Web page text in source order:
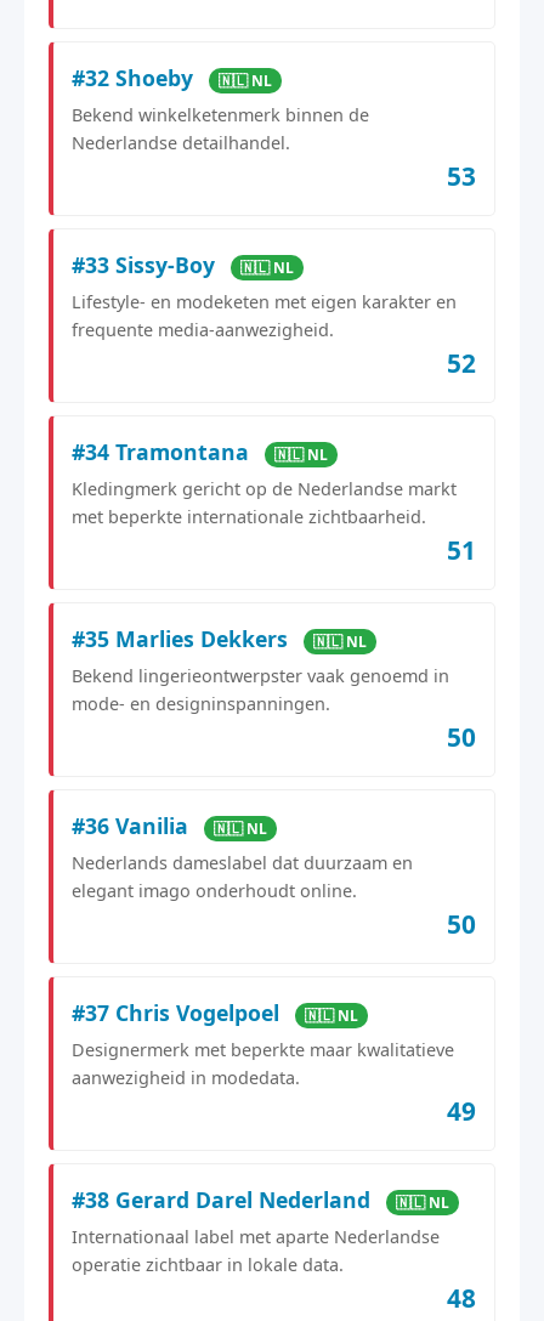
#32 Shoeby 🇳🇱 NL
Bekend winkelketenmerk binnen de
Nederlandse detailhandel.
53
#33 Sissy-Boy 🇳🇱 NL
Lifestyle- en modeketen met eigen karakter en
frequente media-aanwezigheid.
52
#34 Tramontana 🇳🇱 NL
Kledingmerk gericht op de Nederlandse markt
met beperkte internationale zichtbaarheid.
51
#35 Marlies Dekkers 🇳🇱 NL
Bekend lingerieontwerpster vaak genoemd in
mode- en designinspanningen.
50
#36 Vanilia 🇳🇱 NL
Nederlands dameslabel dat duurzaam en
elegant imago onderhoudt online.
50
#37 Chris Vogelpoel 🇳🇱 NL
Designermerk met beperkte maar kwalitatieve
aanwezigheid in modedata.
49
#38 Gerard Darel Nederland 🇳🇱 NL
Internationaal label met aparte Nederlandse
operatie zichtbaar in lokale data.
48